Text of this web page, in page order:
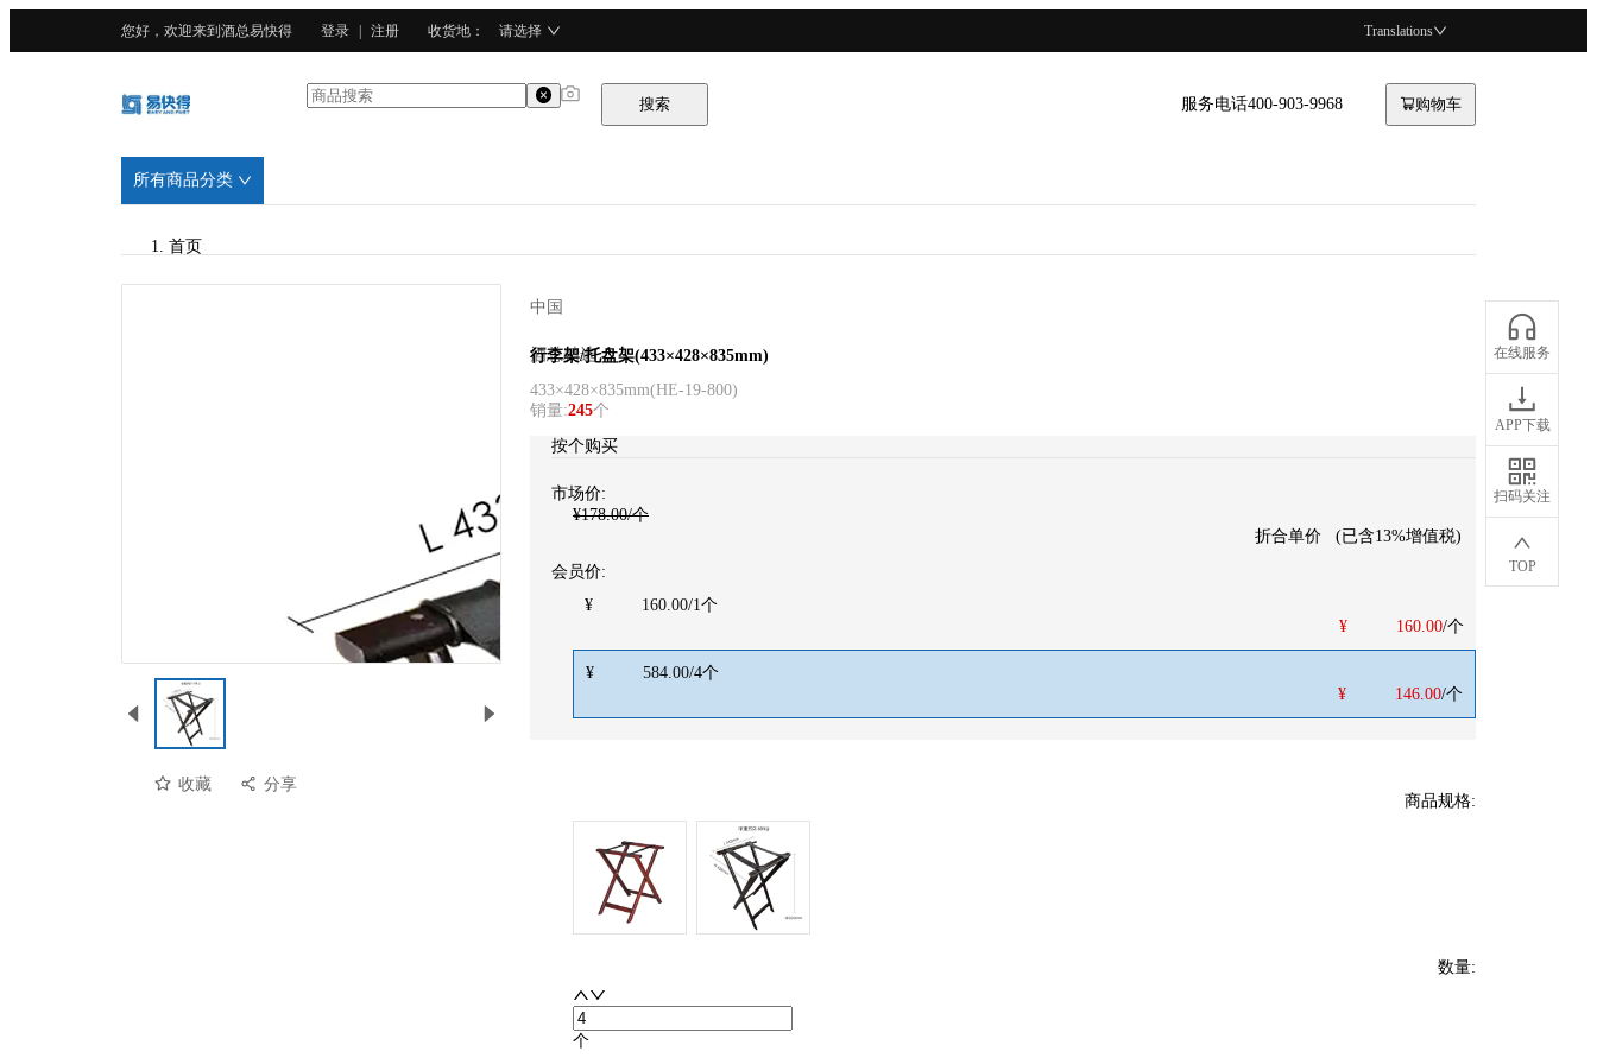
您好，欢迎来到酒总易快得 登录 注册 收货地 ： 请选择 Translations
搜索 服务电话400-903-9968 购物车
所有商品分类
在线服务
APP下载
扫码关注
TOP
首页
收藏 分享
中国
酒总精选
行李架/托盘架(433×428×835mm)
433×428×835mm(HE-19-800)
销量:245个
按个购买
市场价:
¥178.00/个
折合单价
(已含13%增值税)
会员价:
¥
160.00/1个
¥
160.00/个
¥ 584.00/4个
¥
146.00/个
商品规格:
数量:
个